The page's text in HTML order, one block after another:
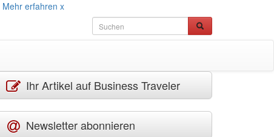
Mehr erfahren x
Ihr Artikel auf Business Traveler
Newsletter abonnieren